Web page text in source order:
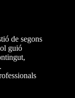
de segons
guió